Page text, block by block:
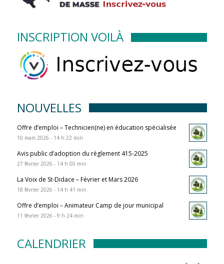
INSCRIPTION VOILÀ
NOUVELLES
Offre d’emploi – Technicien(ne) en éducation spécialisée
10 mars 2026 - 14 h 22 min
Avis public d’adoption du règlement 415-2025
27 février 2026 - 14 h 00 min
La Voix de St-Didace – Février et Mars 2026
18 février 2026 - 14 h 41 min
Offre d’emploi – Animateur Camp de jour municipal
11 février 2026 - 9 h 24 min
CALENDRIER